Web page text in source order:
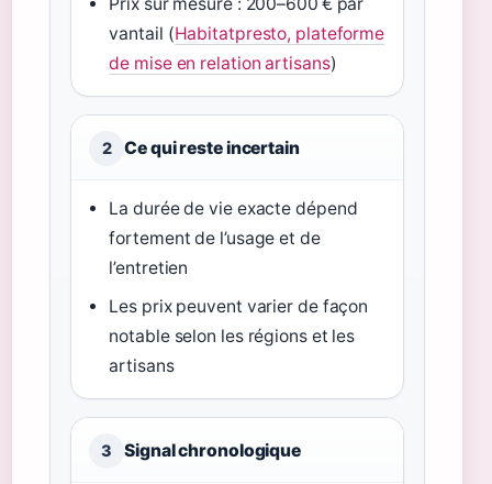
vantail (Habitatpresto, plateforme
de mise en relation artisans)
2 Ce qui reste incertain
La durée de vie exacte dépend
fortement de l’usage et de
l’entretien
Les prix peuvent varier de façon
notable selon les régions et les
artisans
3 Signal chronologique